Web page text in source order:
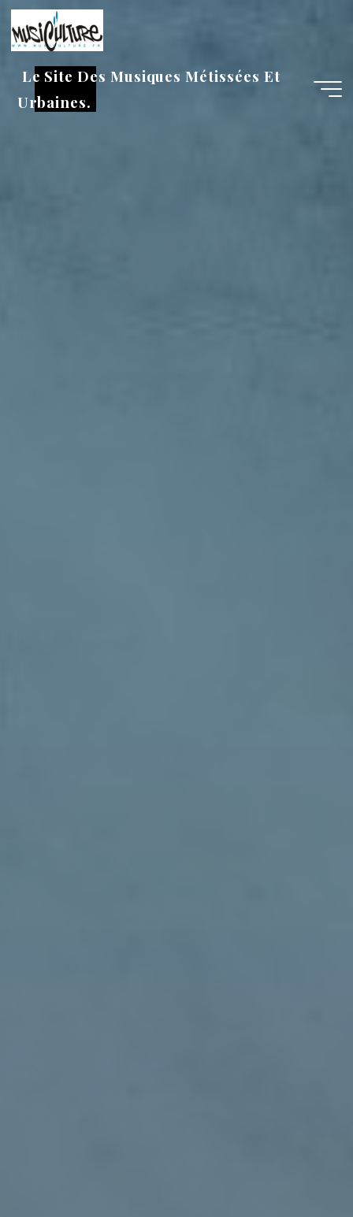
Aller
au
contenu
Le Site Des Musiques Métissées Et
Urbaines.